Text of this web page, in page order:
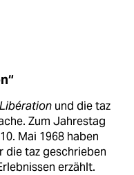
Libération und die taz
Zum Jahrestag
Mai 1968 haben
die taz geschrieben
erzählt.